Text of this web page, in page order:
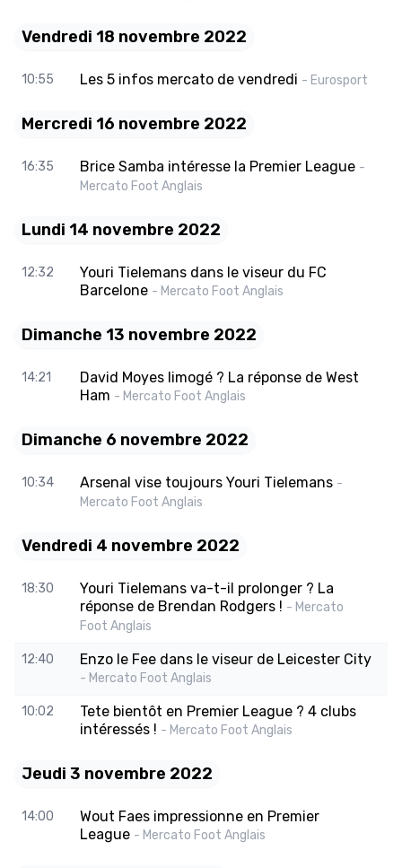
Vendredi 18 novembre 2022
10:55 Les 5 infos mercato de vendredi - Eurosport
Mercredi 16 novembre 2022
16:35 Brice Samba intéresse la Premier League -
Mercato Foot Anglais
Lundi 14 novembre 2022
12:32
Youri Tielemans dans le viseur du FC
Barcelone - Mercato Foot Anglais
Dimanche 13 novembre 2022
14:21
David Moyes limogé ? La réponse de West
Ham - Mercato Foot Anglais
Dimanche 6 novembre 2022
10:34 Arsenal vise toujours Youri Tielemans -
Mercato Foot Anglais
Vendredi 4 novembre 2022
18:30
Youri Tielemans va-t-il prolonger ? La
réponse de Brendan Rodgers ! - Mercato
Foot Anglais
12:40 Enzo le Fee dans le viseur de Leicester City
- Mercato Foot Anglais
10:02
Tete bientôt en Premier League ? 4 clubs
intéressés ! - Mercato Foot Anglais
Jeudi 3 novembre 2022
14:00
Wout Faes impressionne en Premier
League - Mercato Foot Anglais